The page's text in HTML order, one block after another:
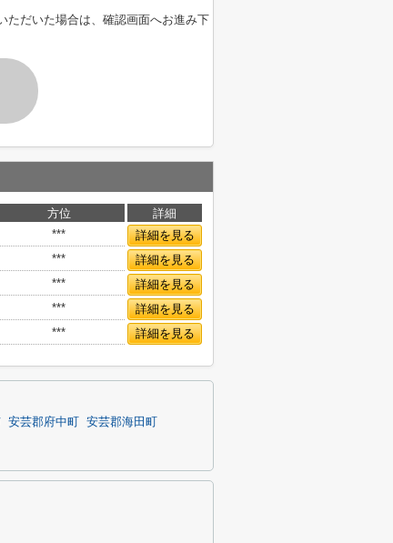
ただいた場合は、確認画面へお進み下
方位
詳細
***
詳細を見る
***
詳細を見る
***
詳細を見る
***
詳細を見る
*** 詳細を見る
安芸郡府中町
安芸郡海田町